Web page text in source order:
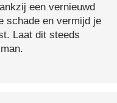
een vernieuwd
schade en vermijd je
Laat dit steeds